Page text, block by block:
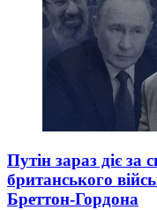
Путін зараз діє за
британського
Бреттон-Гордона